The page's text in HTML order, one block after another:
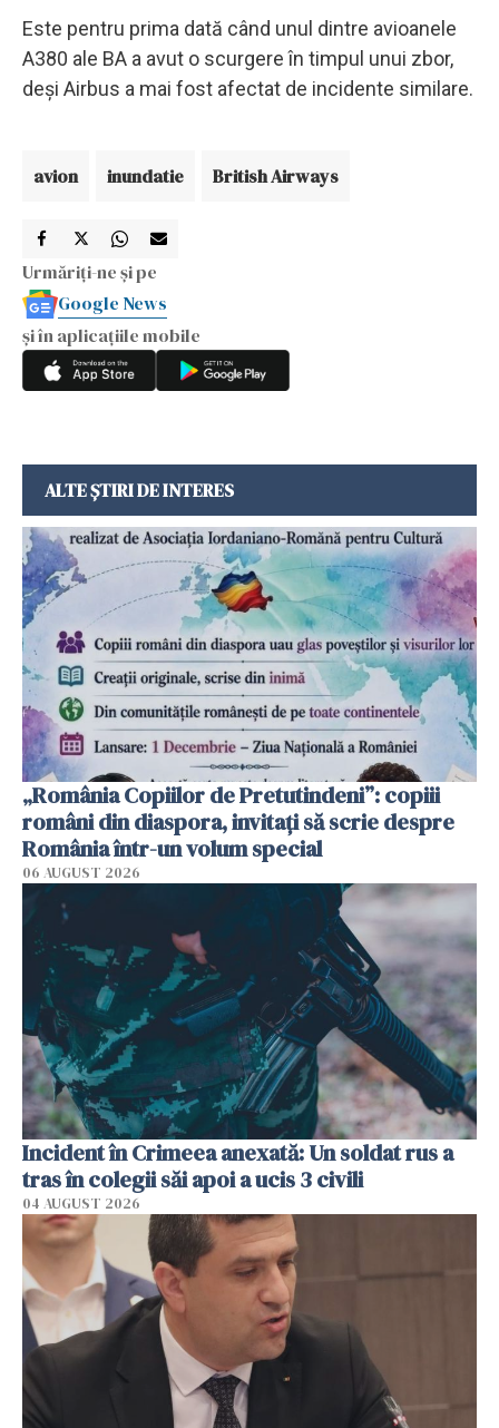
Este pentru prima dată când unul dintre avioanele
A380 ale BA a avut o scurgere în timpul unui zbor,
deși Airbus a mai fost afectat de incidente similare.
avion inundatie British Airways
Urmăriți-ne și pe
Google News
și în aplicațiile mobile
ALTE ȘTIRI DE INTERES
„România Copiilor de Pretutindeni”: copiii
români din diaspora, invitați să scrie despre
România într-un volum special
06 AUGUST 2026
Incident în Crimeea anexată: Un soldat rus a
tras în colegii săi apoi a ucis 3 civili
04 AUGUST 2026